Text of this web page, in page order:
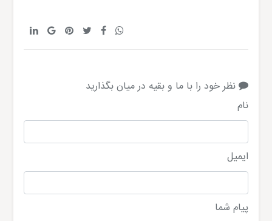
نظر خود را با ما و بقیه در میان بگذارید
نام
ایمیل
پیام شما